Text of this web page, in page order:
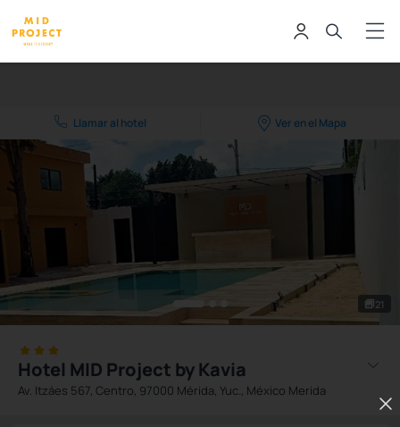
Llamar al hotel Ver en el Mapa
21
Hotel MID Project by Kavia
Av. Itzáes 567, Centro, 97000 Mérida, Yuc., México Merida